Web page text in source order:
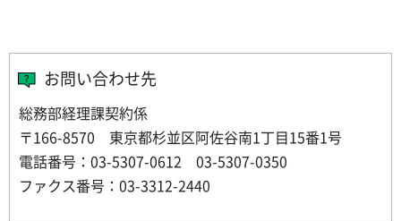
お問い合わせ先
総務部経理課契約係
〒166-8570 東京都杉並区阿佐谷南1丁目15番1号
電話番号：03-5307-0612 03-5307-0350
ファクス番号：03-3312-2440